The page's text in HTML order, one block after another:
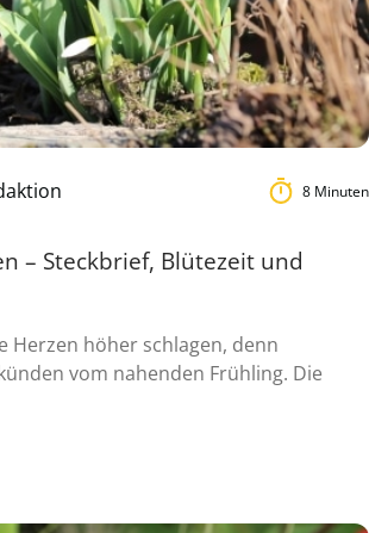
8 Minuten
– Steckbrief, Blütezeit und
Herzen höher schlagen, denn
vom nahenden Frühling. Die